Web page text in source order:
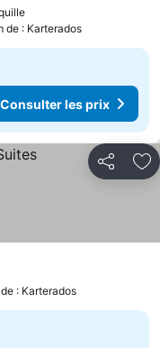
de : Karterados
Consulter les prix
Partager
: Karterados